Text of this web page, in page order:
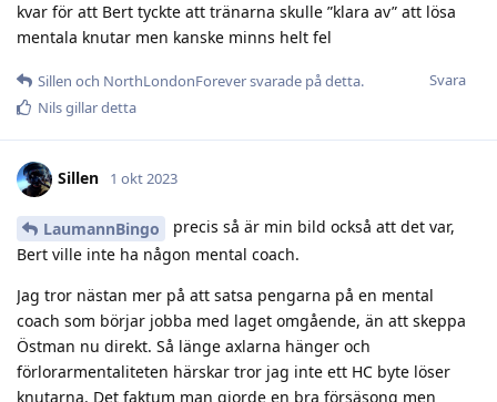
kvar för att Bert tyckte att tränarna skulle ”klara av” att lösa
mentala knutar men kanske minns helt fel
Svara
Sillen och NorthLondonForeversvarade på detta.
Nilsgillar detta
Sillen 1 okt 2023
LaumannBingo
precis så är min bild också att det var,
Bert ville inte ha någon mental coach.
Jag tror nästan mer på att satsa pengarna på en mental
coach som börjar jobba med laget omgående, än att skeppa
Östman nu direkt. Så länge axlarna hänger och
förlorarmentaliteten härskar tror jag inte ett HC byte löser
knutarna. Det faktum man gjorde en bra försäsong men